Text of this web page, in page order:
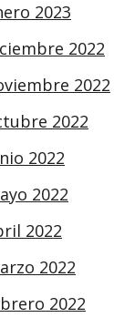
2023
2022
2022
2022
2022
2022
2022
2022
2022